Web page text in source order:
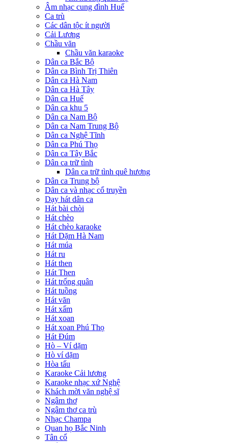
Âm nhạc cung đình Huế
Ca trù
Các dân tộc ít người
Cải Lương
Chầu văn
Chầu văn karaoke
Dân ca Bắc Bộ
Dân ca Bình Trị Thiên
Dân ca Hà Nam
Dân ca Hà Tây
Dân ca Huế
Dân ca khu 5
Dân ca Nam Bộ
Dân ca Nam Trung Bộ
Dân ca Nghệ Tĩnh
Dân ca Phú Thọ
Dân ca Tây Bắc
Dân ca trữ tình
Dân ca trữ tình quê hương
Dân ca Trung bộ
Dân ca và nhạc cổ truyền
Dạy hát dân ca
Hát bài chòi
Hát chèo
Hát chèo karaoke
Hát Dặm Hà Nam
Hát múa
Hát ru
Hát then
Hát Then
Hát trống quân
Hát tuồng
Hát văn
Hát xẩm
Hát xoan
Hát xoan Phú Thọ
Hát Đúm
Hò – Ví dặm
Hò ví dặm
Hòa tấu
Karaoke Cải lương
Karaoke nhạc xứ Nghệ
Khách mời văn nghệ sĩ
Ngâm thơ
Ngâm thơ ca trù
Nhạc Champa
Quan họ Bắc Ninh
Tân cổ